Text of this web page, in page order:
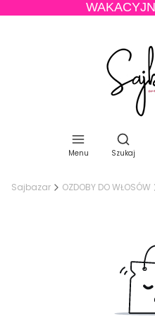
Menu
Otwórz
Szukaj
Sajbazar OZDOBY DO WŁOSÓW